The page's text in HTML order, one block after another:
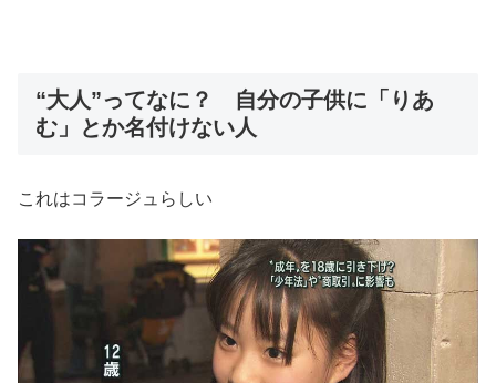
“大人”ってなに？ 自分の子供に「りあ
む」とか名付けない人
これはコラージュらしい